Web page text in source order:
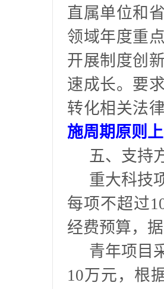
直属单位和
领域年度重
开展制度创
速成长。要
转化相关法
施周期原则
五、支持
重大科技
每项不超过
经费预算，
青年项目
10万元，根